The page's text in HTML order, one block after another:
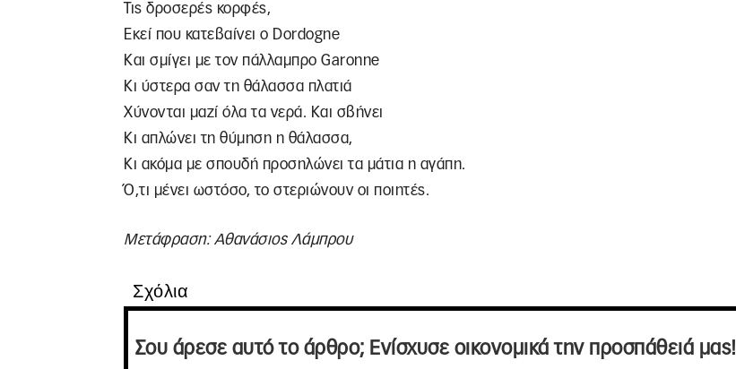
Τις δροσερές κορφές,
Εκεί που κατεβαίνει ο Dordogne
Και σμίγει με τον πάλλαμπρο Garonne
Κι ύστερα σαν τη θάλασσα πλατιά
Χύνονται μαζί όλα τα νερά. Και σβήνει
Κι απλώνει τη θύμηση η θάλασσα,
Κι ακόμα με σπουδή προσηλώνει τα μάτια η αγάπη.
Ό,τι μένει ωστόσο, το στεριώνουν οι ποιητές.
Μετάφραση: Αθανάσιος Λάμπρου
Σχόλια
Σου άρεσε αυτό το άρθρο; Ενίσχυσε οικονομικά την προσπάθειά μας!